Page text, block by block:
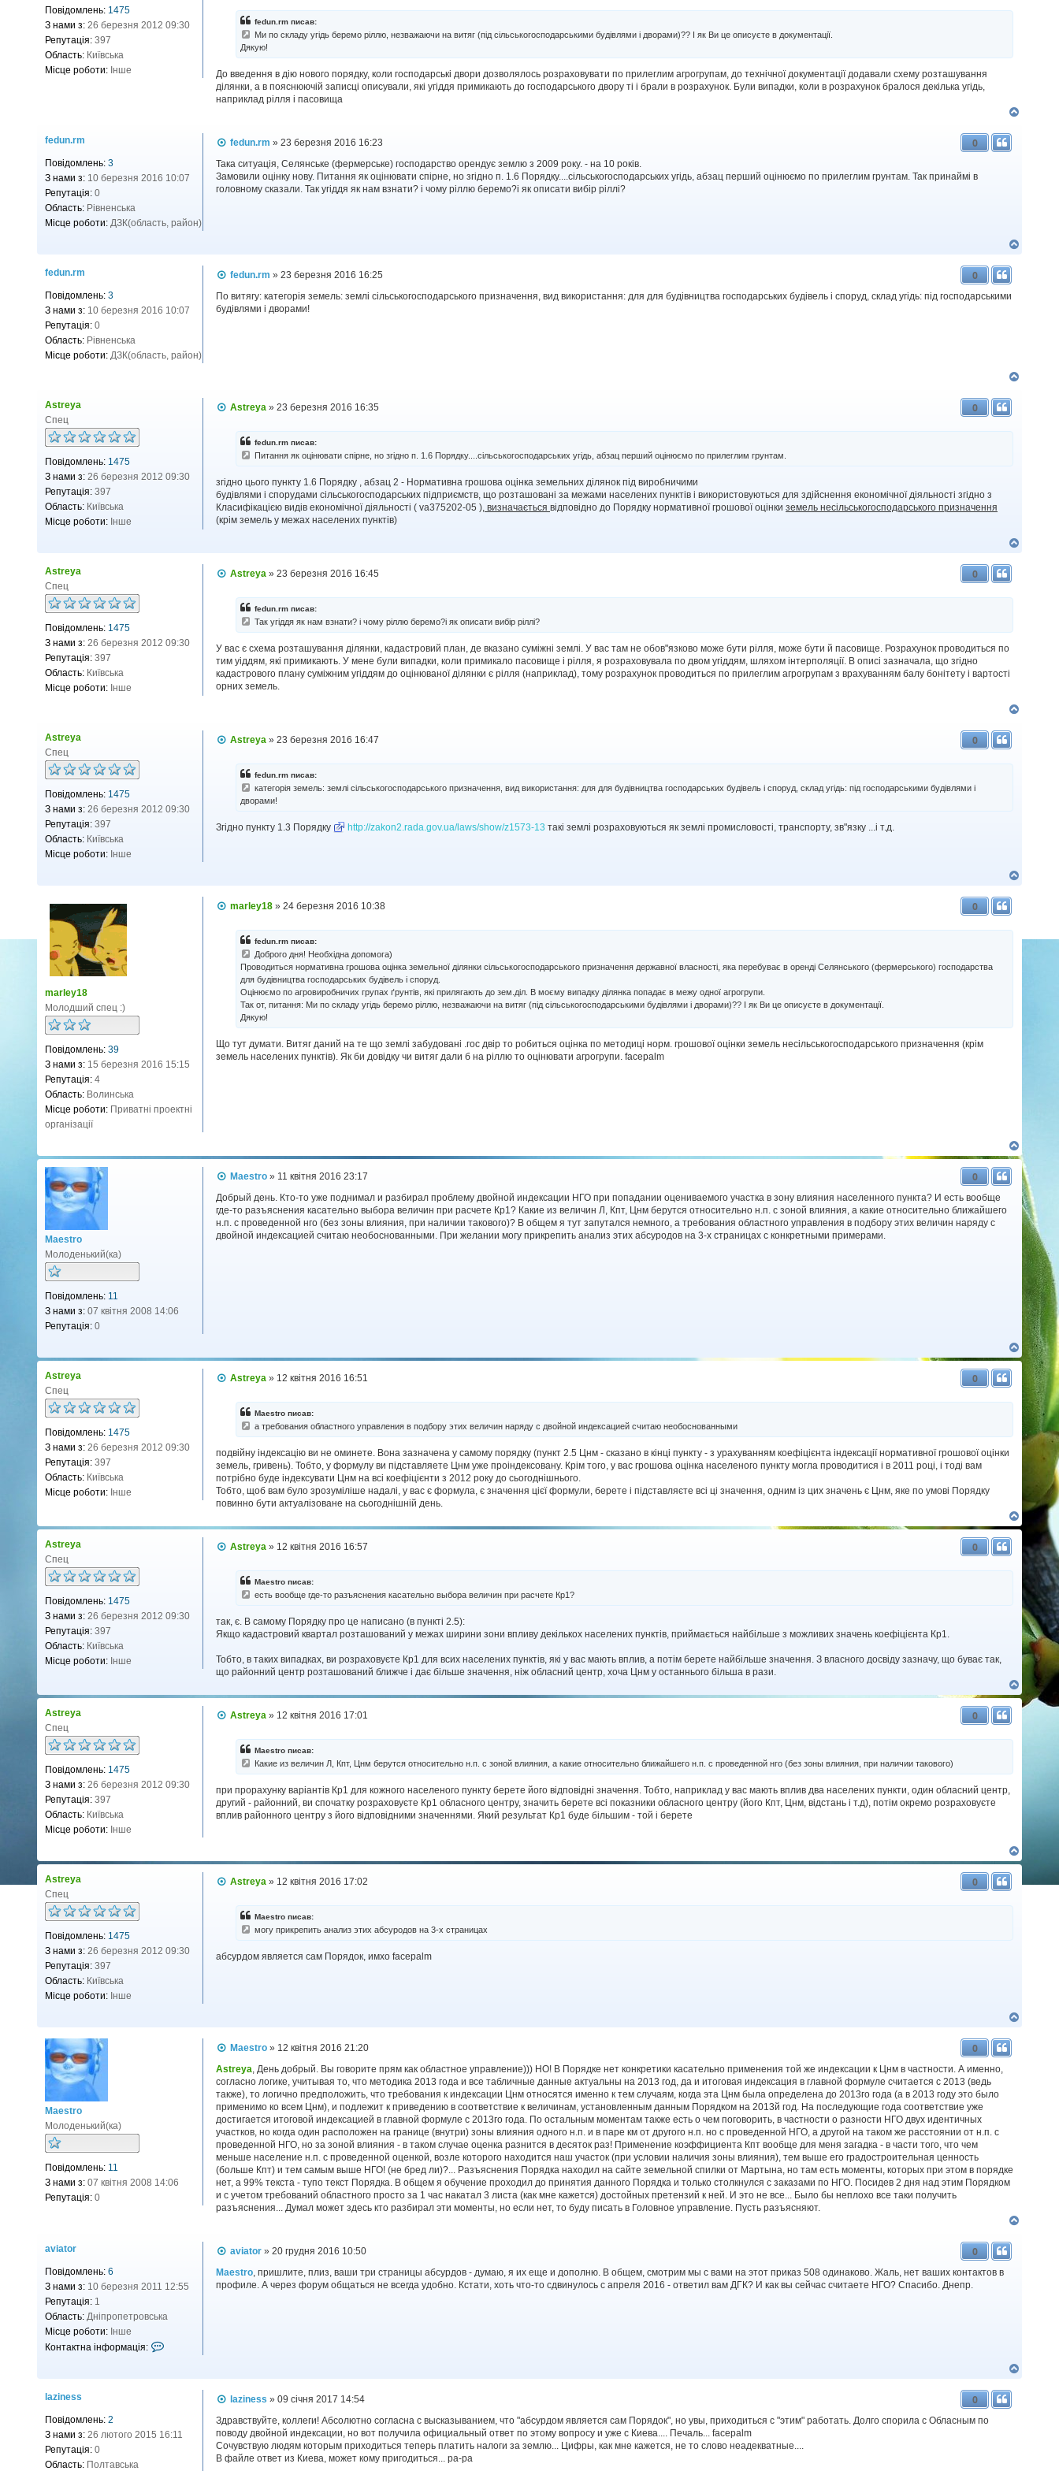
Повідомлень: 1475
З нами з: 26 березня 2012 09:30
Репутація: 397
Область: Київська
Місце роботи: Інше
н
н
я
fedun.rm писав:
Ми по складу угідь беремо ріллю, незважаючи на витяг (під сільськогосподарськими будівлями і дворами)?? І як Ви це описуєте в документації.
Дякую!
До введення в дію нового порядку, коли господарські двори дозволялось розраховувати по прилеглим агрогрупам, до технічної документації додавали схему розташування
ділянки, а в пояснюючій записці описували, які угіддя примикають до господарського двору ті і брали в розрахунок. Були випадки, коли в розрахунок бралося декілька угідь,
наприклад рілля і пасовища
fedun.rm
Повідомлень: 3
З нами з: 10 березня 2016 10:07
Репутація: 0
Область: Рівненська
Місце роботи: ДЗК(область, район)
0
П
в
і
д
fedun.rm »23 березня 2016 16:23
Така ситуація, Селянське (фермерське) господарство орендує землю з 2009 року. - на 10 років.
Замовили оцінку нову. Питання як оцінювати спірне, но згідно п. 1.6 Порядку....сільськогосподарських угідь, абзац перший оцінюємо по прилеглим грунтам. Так принаймі в
головному сказали. Так угіддя як нам взнати? і чому ріллю беремо?і як описати вибір ріллі?
fedun.rm
Повідомлень: 3
З нами з: 10 березня 2016 10:07
Репутація: 0
Область: Рівненська
Місце роботи: ДЗК(область, район)
0
П
в
і
fedun.rm »23 березня 2016 16:25
По витягу: категорія земель: землі сільськогосподарського призначення, вид використання: для для будівництва господарських будівель і споруд, склад угідь: під господарськими
будівлями і дворами!
Astreya
Спец
Повідомлень: 1475
З нами з: 26 березня 2012 09:30
Репутація: 397
Область: Київська
Місце роботи: Інше
0
П
л
е
н
н
Astreya »23 березня 2016 16:35
fedun.rm писав:
Питання як оцінювати спірне, но згідно п. 1.6 Порядку....сільськогосподарських угідь, абзац перший оцінюємо по прилеглим грунтам.
згідно цього пункту 1.6 Порядку , абзац 2 - Нормативна грошова оцінка земельних ділянок під виробничими
будівлями і спорудами сільськогосподарських підприємств, що розташовані за межами населених пунктів і використовуються для здійснення економічної діяльності згідно з
Класифікацією видів економічної діяльності ( va375202-05 ), визначається відповідно до Порядку нормативної грошової оцінки земель несільськогосподарського призначення
(крім земель у межах населених пунктів)
Astreya
Спец
Повідомлень: 1475
З нами з: 26 березня 2012 09:30
Репутація: 397
Область: Київська
Місце роботи: Інше
0
П
л
е
н
н
Astreya »23 березня 2016 16:45
fedun.rm писав:
Так угіддя як нам взнати? і чому ріллю беремо?і як описати вибір ріллі?
У вас є схема розташування ділянки, кадастровий план, де вказано суміжні землі. У вас там не обов"язково може бути рілля, може бути й пасовище. Розрахунок проводиться по
тим уіддям, які примикають. У мене були випадки, коли примикало пасовище і рілля, я розраховувала по двом угіддям, шляхом інтерполяції. В описі зазначала, що згідно
кадастрового плану суміжним угіддям до оцінюваної ділянки є рілля (наприклад), тому розрахунок проводиться по прилеглим агрогрупам з врахуванням балу бонітету і вартості
орних земель.
Astreya
Спец
Повідомлень: 1475
З нами з: 26 березня 2012 09:30
Репутація: 397
Область: Київська
Місце роботи: Інше
0
П
е
Astreya »23 березня 2016 16:47
fedun.rm писав:
категорія земель: землі сільськогосподарського призначення, вид використання: для для будівництва господарських будівель і споруд, склад угідь: під господарськими будівлями і
дворами!
Згідно пункту 1.3 Порядку http://zakon2.rada.gov.ua/laws/show/z1573-13 такі землі розраховуються як землі промисловості, транспорту, зв"язку ...і т.д.
marley18
Молодший спец :)
Повідомлень: 39
З нами з: 15 березня 2016 15:15
Репутація: 4
Область: Волинська
Місце роботи: Приватні проектні
організації
0
П
marley18 »24 березня 2016 10:38
fedun.rm писав:
Доброго дня! Необхідна допомога)
Проводиться нормативна грошова оцінка земельної ділянки сільськогосподарського призначення державної власності, яка перебуває в оренді Селянського (фермерського) господарства
для будівництва господарських будівель і споруд.
Оцінюємо по агровиробничих групах ґрунтів, які прилягають до зем.діл. В моєму випадку ділянка попадає в межу одної агрогрупи.
Так от, питання: Ми по складу угідь беремо ріллю, незважаючи на витяг (під сільськогосподарськими будівлями і дворами)?? І як Ви це описуєте в документації.
Дякую!
Що тут думати. Витяг даний на те що землі забудовані .гос двір то робиться оцінка по методиці норм. грошової оцінки земель несільськогосподарського призначення (крім
земель населених пунктів). Як би довідку чи витяг дали б на ріллю то оцінювати агрогрупи. facepalm
о
г
о
р
и
Maestro
Молоденький(ка)
Повідомлень: 11
З нами з: 07 квітня 2008 14:06
Репутація: 0
0
П
в
і
д
о
м
Maestro » 11 квітня 2016 23:17
Добрый день. Кто-то уже поднимал и разбирал проблему двойной индексации НГО при попадании оцениваемого участка в зону влияния населенного пункта? И есть вообще
где-то разъяснения касательно выбора величин при расчете Кр1? Какие из величин Л, Кпт, Цнм берутся относительно н.п. с зоной влияния, а какие относительно ближайшего
н.п. с проведенной нго (без зоны влияния, при наличии такового)? В общем я тут запутался немного, а требования областного управления в подбору этих величин наряду с
двойной индексацией считаю необоснованными. При желании могу прикрепить анализ этих абсуродов на 3-х страницах с конкретными примерами.
о
и
Astreya
Спец
Повідомлень: 1475
З нами з: 26 березня 2012 09:30
Репутація: 397
Область: Київська
Місце роботи: Інше
0
П
л
е
н
н
я
Astreya » 12 квітня 2016 16:51
Maestro писав:
а требования областного управления в подбору этих величин наряду с двойной индексацией считаю необоснованными
подвійну індексацію ви не оминете. Вона зазначена у самому порядку (пункт 2.5 Цнм - сказано в кінці пункту - з урахуванням коефіцієнта індексації нормативної грошової оцінки
земель, гривень). Тобто, у формулу ви підставляете Цнм уже проіндексовану. Крім того, у вас грошова оцінка населеного пункту могла проводитися і в 2011 році, і тоді вам
потрібно буде індексувати Цнм на всі коефіцієнти з 2012 року до сьогоднішнього.
Тобто, щоб вам було зрозуміліше надалі, у вас є формула, є значення цієї формули, берете і підставляєте всі ці значення, одним із цих значень є Цнм, яке по умові Порядку
повинно бути актуалізоване на сьогоднішній день.
Д
о
о
Astreya
Спец
Повідомлень: 1475
З нами з: 26 березня 2012 09:30
Репутація: 397
Область: Київська
Місце роботи: Інше
0
П
л
е
н
я
Astreya » 12 квітня 2016 16:57
Maestro писав:
есть вообще где-то разъяснения касательно выбора величин при расчете Кр1?
так, є. В самому Порядку про це написано (в пункті 2.5):
Якщо кадастровий квартал розташований у межах ширини зони впливу декількох населених пунктів, приймається найбільше з можливих значень коефіцієнта Кр1.
Тобто, в таких випадках, ви розраховуєте Кр1 для всих населених пунктів, які у вас мають вплив, а потім берете найбільше значення. З власного досвіду зазначу, що буває так,
що районний центр розташований ближче і дає більше значення, ніж обласний центр, хоча Цнм у останнього більша в рази.
о
г
Astreya
Спец
Повідомлень: 1475
З нами з: 26 березня 2012 09:30
Репутація: 397
Область: Київська
Місце роботи: Інше
0
П
л
е
н
Astreya » 12 квітня 2016 17:01
Maestro писав:
Какие из величин Л, Кпт, Цнм берутся относительно н.п. с зоной влияния, а какие относительно ближайшего н.п. с проведенной нго (без зоны влияния, при наличии такового)
при прорахунку варіантів Кр1 для кожного населеного пункту берете його відповідні значення. Тобто, наприклад у вас мають вплив два населених пункти, один обласний центр,
другий - районний, ви спочатку розраховуєте Кр1 обласного центру, значить берете всі показники обласного центру (його Кпт, Цнм, відстань і т.д), потім окремо розраховуєте
вплив районного центру з його відповідними значеннями. Який результат Кр1 буде більшим - той і берете
о
о
Astreya
Спец
Повідомлень: 1475
З нами з: 26 березня 2012 09:30
Репутація: 397
Область: Київська
Місце роботи: Інше
0
П
л
Astreya » 12 квітня 2016 17:02
Maestro писав:
могу прикрепить анализ этих абсуродов на 3-х страницах
абсурдом является сам Порядок, имхо facepalm
Maestro
Молоденький(ка)
Повідомлень: 11
З нами з: 07 квітня 2008 14:06
Репутація: 0
0
П
в
і
д
м
л
е
н
н
я
Maestro » 12 квітня 2016 21:20
Astreya, День добрый. Вы говорите прям как областное управление))) НО! В Порядке нет конкретики касательно применения той же индексации к Цнм в частности. А именно,
согласно логике, учитывая то, что методика 2013 года и все табличные данные актуальны на 2013 год, да и итоговая индексация в главной формуле считается с 2013 (ведь
также), то логично предположить, что требования к индексации Цнм относятся именно к тем случаям, когда эта Цнм была определена до 2013го года (а в 2013 году это было
применимо ко всем Цнм), и подлежит к приведению в соответствие к величинам, установленным данным Порядком на 2013й год. На последующие года соответствие уже
достигается итоговой индексацией в главной формуле с 2013го года. По остальным моментам также есть о чем поговорить, в частности о разности НГО двух идентичных
участков, но когда один расположен на границе (внутри) зоны влияния одного н.п. и в паре км от другого н.п. но с проведенной НГО, а другой на таком же расстоянии от н.п. с
проведенной НГО, но за зоной влияния - в таком случае оценка разнится в десяток раз! Применение коэффициента Кпт вообще для меня загадка - в части того, что чем
меньше население н.п. с проведенной оценкой, возле которого находится наш участок (при условии наличия зоны влияния), тем выше его градостроительная ценность
(больше Кпт) и тем самым выше НГО! (не бред ли)?... Разъяснения Порядка находил на сайте земельной спилки от Мартына, но там есть моменты, которых при этом в порядке
нет, а 99% текста - тупо текст Порядка. В общем я обучение проходил до принятия данного Порядка и только столкнулся с заказами по НГО. Посидев 2 дня над этим Порядком
и с учетом требований областного просто за 1 час накатал 3 листа (как мне кажется) достойных претензий к ней. И это не все... Было бы неплохо все таки получить
разъяснения... Думал может здесь кто разбирал эти моменты, но если нет, то буду писать в Головное управление. Пусть разъясняют.
aviator
Повідомлень: 6
З нами з: 10 березня 2011 12:55
Репутація: 1
Область: Дніпропетровська
Місце роботи: Інше
Контактна інформація:
т
0
П
в
і
aviator »20 грудня 2016 10:50
Maestro, пришлите, плиз, ваши три страницы абсурдов - думаю, я их еще и дополню. В общем, смотрим мы с вами на этот приказ 508 одинаково. Жаль, нет ваших контактов в
профиле. А через форум общаться не всегда удобно. Кстати, хоть что-то сдвинулось с апреля 2016 - ответил вам ДГК? И как вы сейчас считаете НГО? Спасибо. Днепр.
laziness
Повідомлень: 2
З нами з: 26 лютого 2015 16:11
Репутація: 0
Область: Полтавська
0
П
в
і
д
о
м
laziness »09 січня 2017 14:54
Здравствуйте, коллеги! Абсолютно согласна с высказыванием, что "абсурдом является сам Порядок", но увы, приходиться с "этим" работать. Долго спорила с Обласным по
поводу двойной индексации, но вот получила официальный ответ по этому вопросу и уже с Киева.... Печаль... facepalm
Сочувствую людям которым приходиться теперь платить налоги за землю... Цифры, как мне кажется, не то слово неадекватные....
В файле ответ из Киева, может кому пригодиться... pa-pa